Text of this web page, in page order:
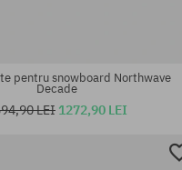
pentru snowboard Northwave
Decade
LEI 1272,90 LEI